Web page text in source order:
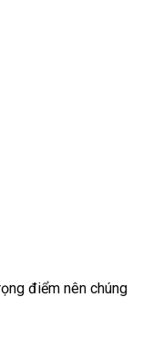
điểm nên chúng